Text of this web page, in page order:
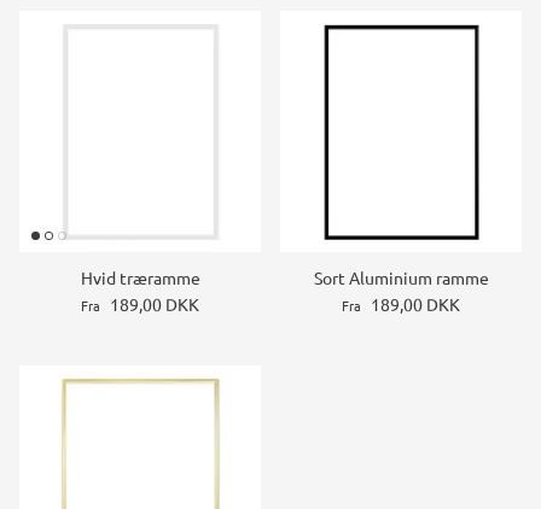
Hvid træramme
Fra 189,00 DKK
Sort Aluminium ramme
Fra 189,00 DKK